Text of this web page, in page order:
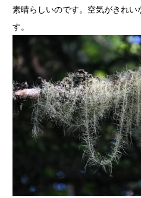
素晴らしいのです。空気がきれ
す。